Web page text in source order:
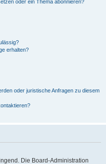
oder ein Thema abonnieren?
erhalten?
oder juristische Anfragen zu diesem
Die Board-Administration